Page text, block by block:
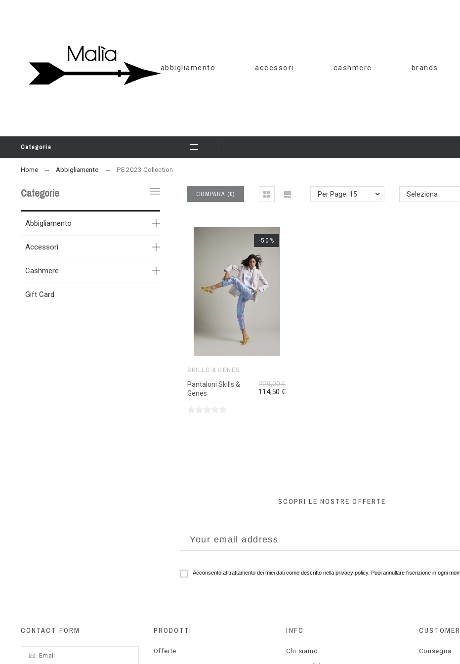
abbigliamento accessori cashmere brands
Categorie
Home Abbigliamento PE 2023 Collection
Categorie
Abbigliamento
Accessori
Cashmere
Gift Card
COMPARA (0) Per Page: 15 Seleziona
SKILLS & GENES
Pantaloni Skills &
Genes
229,00 €
114,50 €
-50%
SCOPRI LE NOSTRE OFFERTE
Acconsento al trattamento dei miei dati come descritto nella privacy policy. Puoi annullare l'iscrizione in ogni
CONTACT FORM PRODOTTI
Offerte
INFO
Chi siamo Consegna